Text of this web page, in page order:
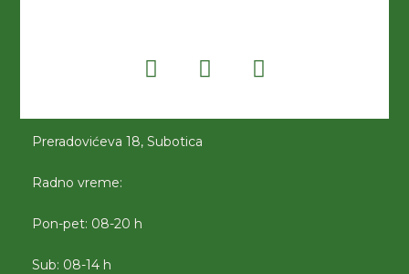
Preradovićeva 18, Subotica
Radno vreme:
Pon-pet: 08-20 h
Sub: 08-14 h